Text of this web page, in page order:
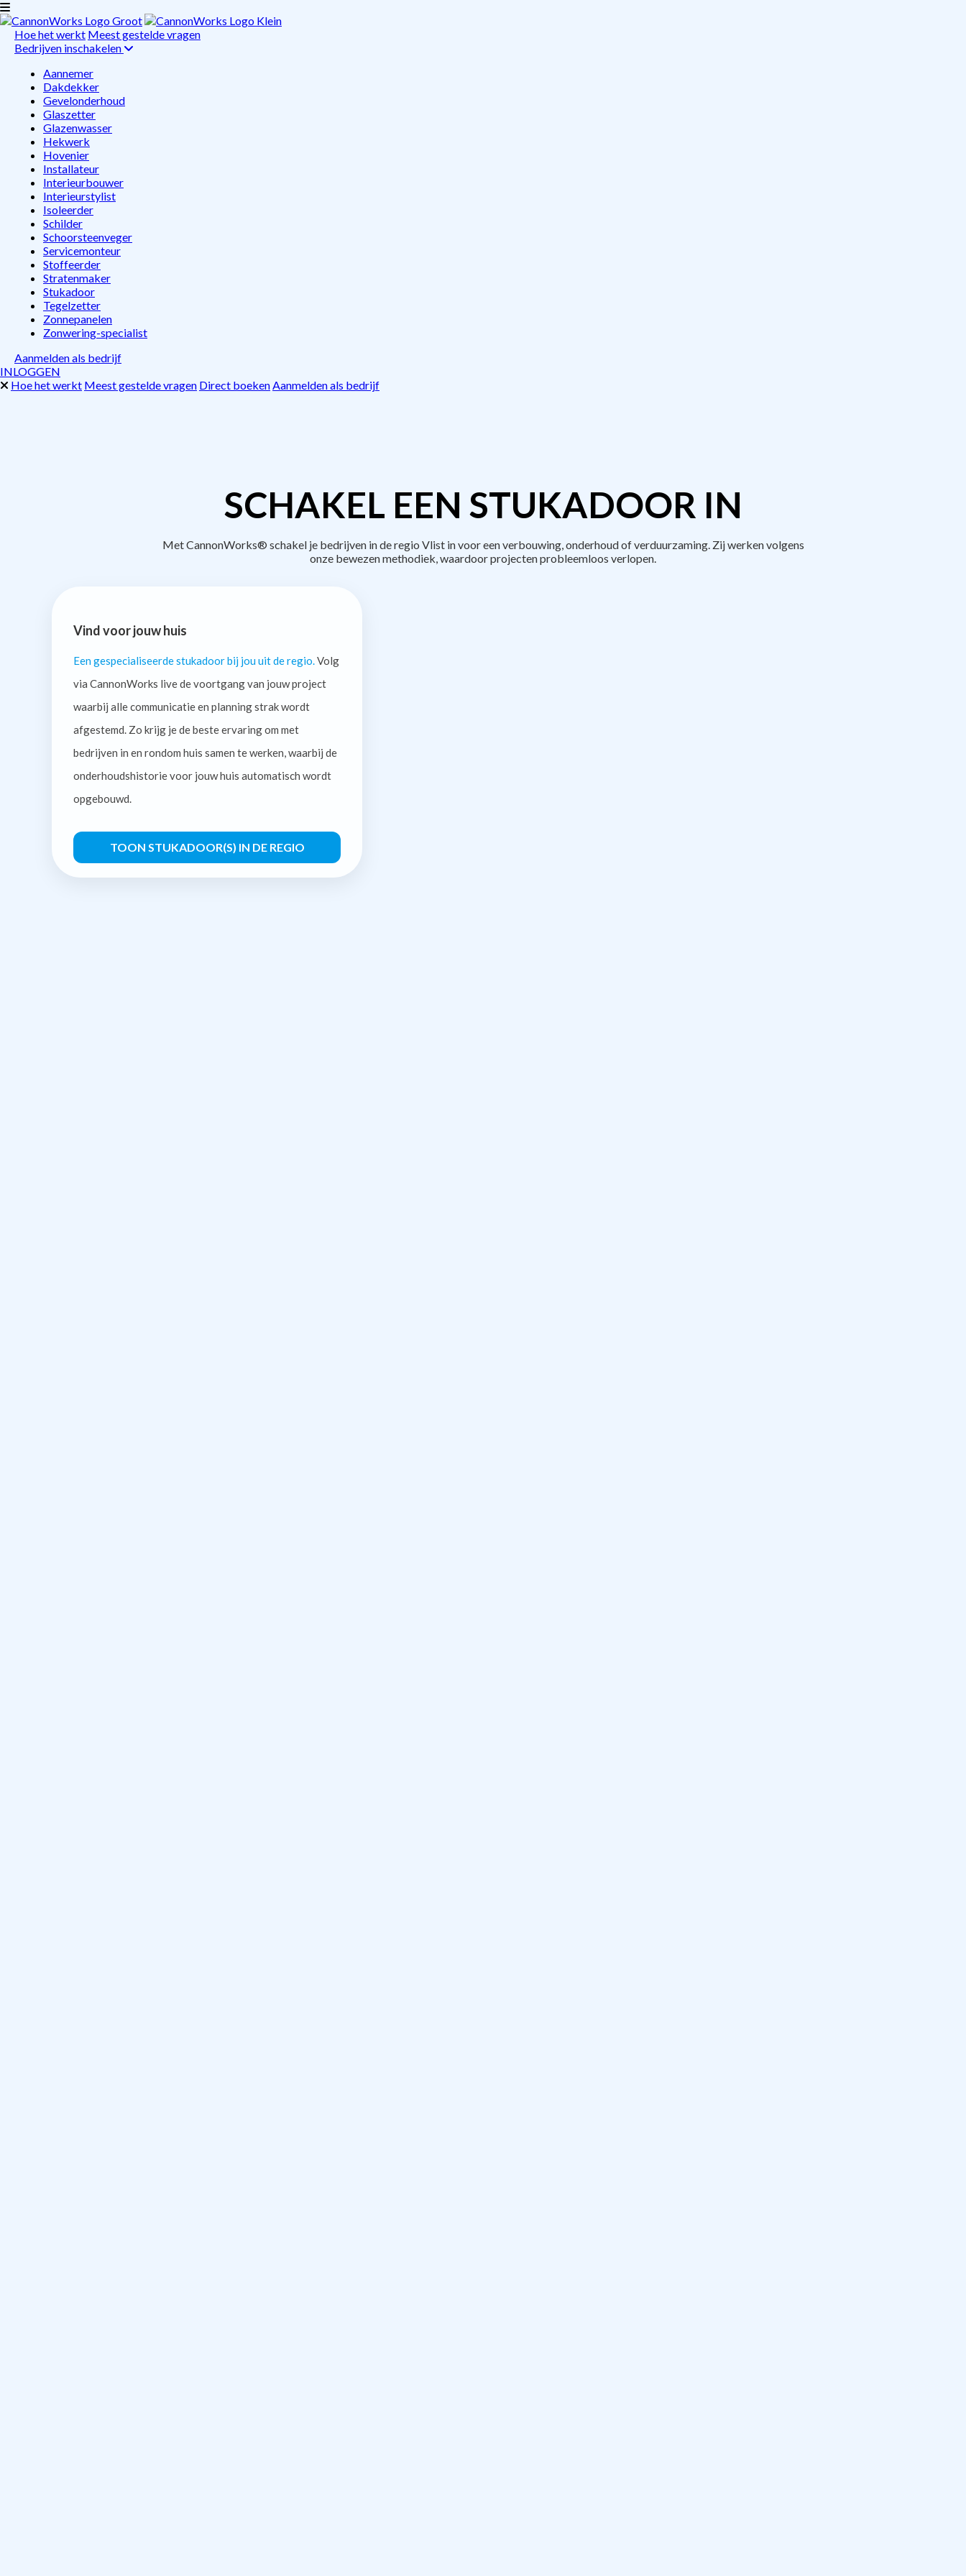
Hoe het werkt Meest gestelde vragen
Bedrijven inschakelen
Aannemer
Dakdekker
Gevelonderhoud
Glaszetter
Glazenwasser
Hekwerk
Hovenier
Installateur
Interieurbouwer
Interieurstylist
Isoleerder
Schilder
Schoorsteenveger
Servicemonteur
Stoffeerder
Stratenmaker
Stukadoor
Tegelzetter
Zonnepanelen
Zonwering-specialist
Aanmelden als bedrijf
INLOGGEN
Hoe het werkt Meest gestelde vragen Direct boekenAanmelden als bedrijf
SCHAKEL EEN STUKADOOR IN
Met CannonWorks® schakel je bedrijven in de regio Vlist in voor een verbouwing, onderhoud of verduurzaming. Zij werken volgens
onze bewezen methodiek, waardoor projecten probleemloos verlopen.
Vind voor jouw huis
Een gespecialiseerde stukadoor bij jou uit de regio. Volg
via CannonWorks live de voortgang van jouw project
waarbij alle communicatie en planning strak wordt
afgestemd. Zo krijg je de beste ervaring om met
bedrijven in en rondom huis samen te werken, waarbij de
onderhoudshistorie voor jouw huis automatisch wordt
opgebouwd.
TOON STUKADOOR(S) IN DE REGIO